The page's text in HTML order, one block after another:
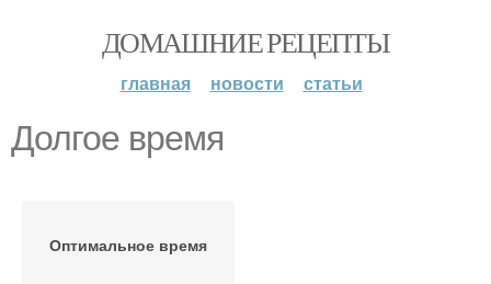
ДОМАШНИЕ РЕЦЕПТЫ
главная новости статьи
Долгое время
Оптимальное время